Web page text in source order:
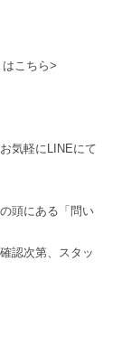
こちら>
気軽にLINEにて
頭にある「問い
認次第、スタッ